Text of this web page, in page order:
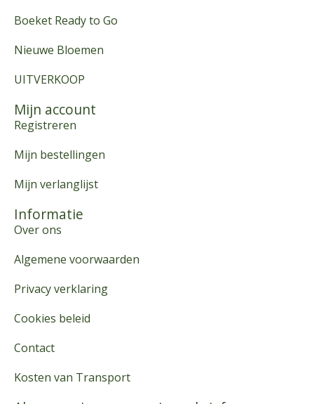
Boeket Ready to Go
Nieuwe Bloemen
UITVERKOOP
Mijn account
Registreren
Mijn bestellingen
Mijn verlanglijst
Informatie
Over ons
Algemene voorwaarden
Privacy verklaring
Cookies beleid
Contact
Kosten van Transport